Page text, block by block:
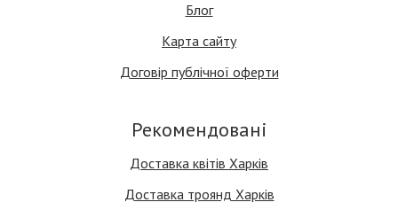
Блог
Карта сайту
Договір публічної оферти
Рекомендовані
Доставка квітів Харків
Доставка троянд Харків